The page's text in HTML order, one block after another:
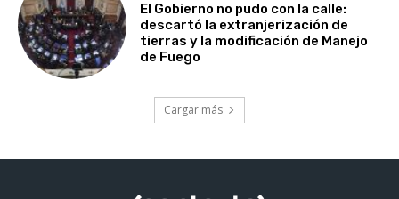
El Gobierno no pudo con la calle:
descartó la extranjerización de
tierras y la modificación de Manejo
de Fuego
Cargar más